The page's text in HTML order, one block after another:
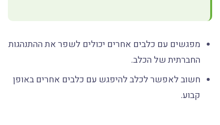
מפגשים עם כלבים אחרים יכולים לשפר את ההתנהגות
החברתית של הכלב.
חשוב לאפשר לכלב להיפגש עם כלבים אחרים באופן
קבוע.